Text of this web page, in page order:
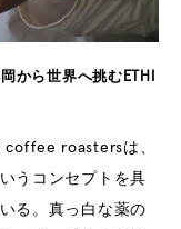
から世界へ挑むETHI
coffee roastersは、
うコンセプトを具
る。真っ白な薬の